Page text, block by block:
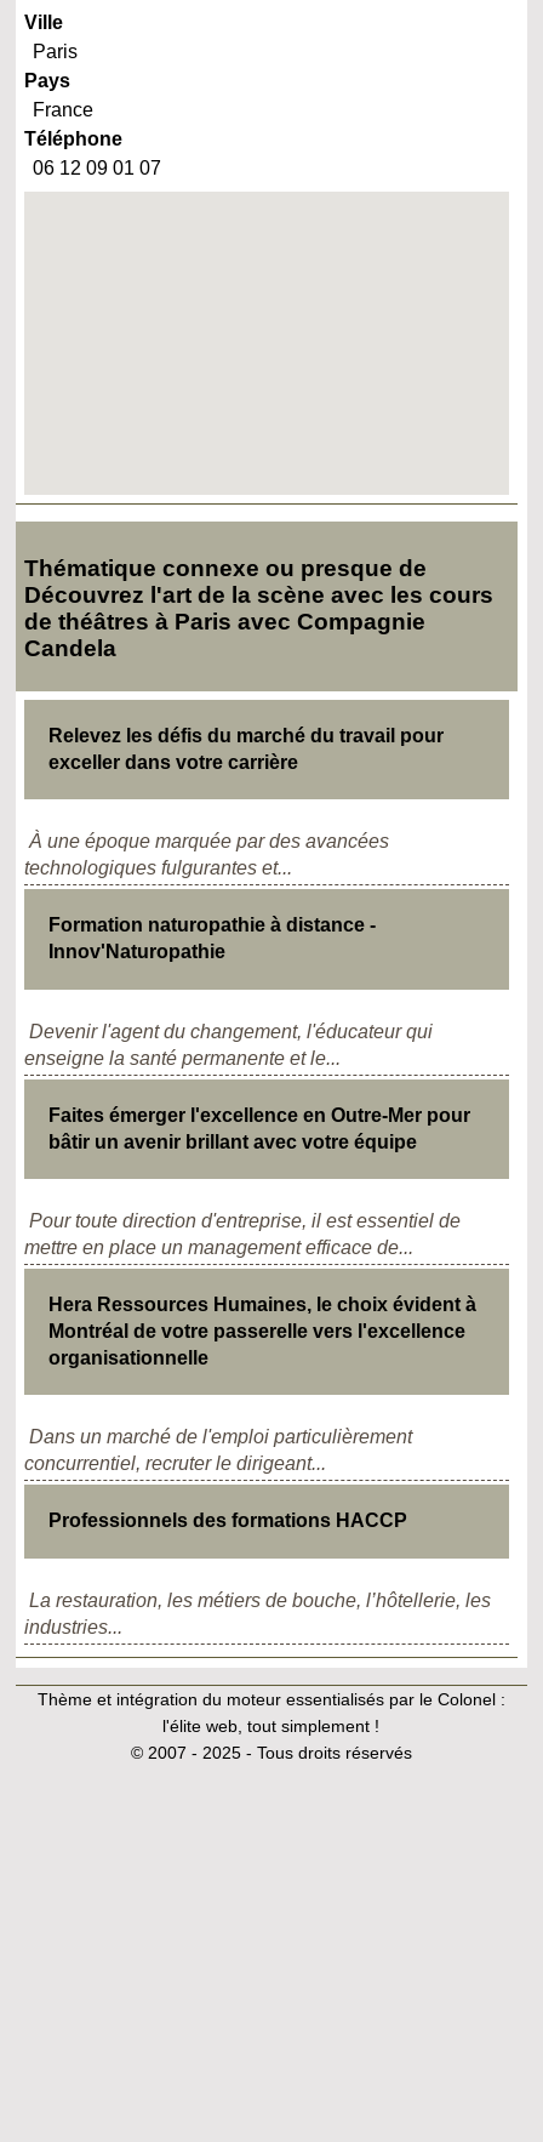
Ville
Paris
Pays
France
Téléphone
06 12 09 01 07
Thématique connexe ou presque de
Découvrez l'art de la scène avec les cours
de théâtres à Paris avec Compagnie
Candela
Relevez les défis du marché du travail pour
exceller dans votre carrière
À une époque marquée par des avancées
technologiques fulgurantes et...
Formation naturopathie à distance -
Innov'Naturopathie
Devenir l'agent du changement, l'éducateur qui
enseigne la santé permanente et le...
Faites émerger l'excellence en Outre-Mer pour
bâtir un avenir brillant avec votre équipe
Pour toute direction d'entreprise, il est essentiel de
mettre en place un management efficace de...
Hera Ressources Humaines, le choix évident à
Montréal de votre passerelle vers l'excellence
organisationnelle
Dans un marché de l'emploi particulièrement
concurrentiel, recruter le dirigeant...
Professionnels des formations HACCP
La restauration, les métiers de bouche, l’hôtellerie, les
industries...
Thème et intégration du moteur essentialisés par le Colonel :
l'élite web, tout simplement !
© 2007 - 2025 - Tous droits réservés